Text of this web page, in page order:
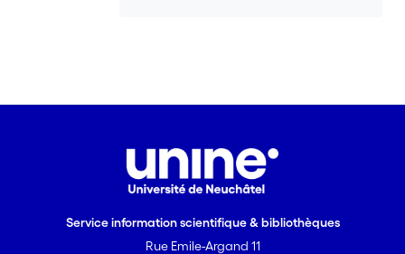
Service information scientifique & bibliothèques
Rue Emile-Argand 11